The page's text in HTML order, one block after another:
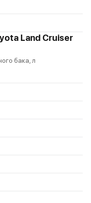
Land Cruiser
бака, л